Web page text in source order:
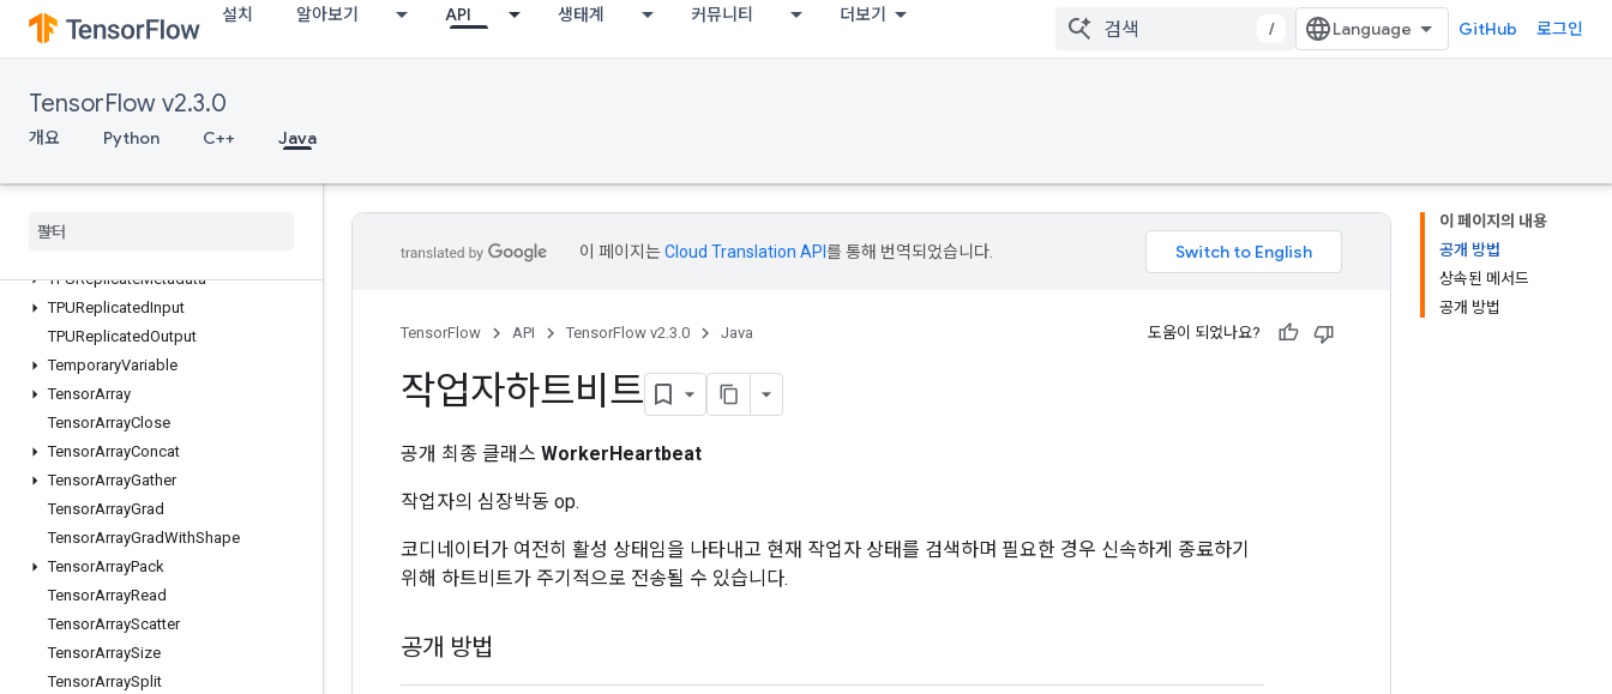
설치 알아보기 API 생태계 커뮤니티 더보기
/ GitHub 로그인
TensorFlow v2.3.0
개요 Python C++ Java
SwitchCond
TPUEmbeddingActivations
TPUExecute
TPUPartitioned
TPUReplicateMetadata
TPUReplicatedInput
TPUReplicatedOutput
TemporaryVariable
TensorArray
TensorArrayClose
TensorArrayConcat
TensorArrayGather
TensorArrayGrad
TensorArrayGradWithShape
TensorArrayPack
TensorArrayRead
TensorArrayScatter
TensorArraySize
TensorArraySplit
이 페이지의 내용
공개 방법
상속된 메서드
공개 방법
이 페이지는Cloud Translation API 를 통해 번역되었습니다.
TensorFlow API TensorFlow v2.3.0 Java 도움이 되었나요?
작업자하트비트
공개 최종 클래스 WorkerHeartbeat
작업자의 심장박동 op.
코디네이터가 여전히 활성 상태임을 나타내고 현재 작업자 상태를 검색하며 필요한 경우 신속하게 종료하기
위해 하트비트가 주기적으로 전송될 수 있습니다.
공개 방법